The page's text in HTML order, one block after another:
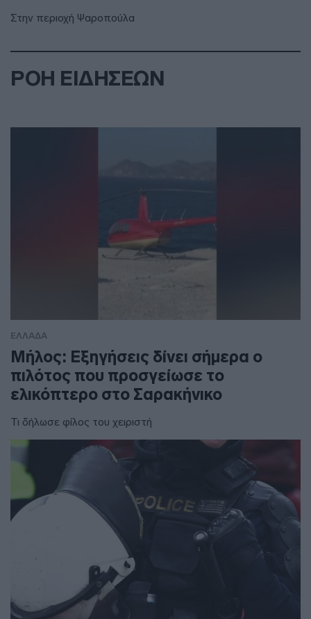
Στην περιοχή Ψαροπούλα
ΡΟΗ ΕΙΔΗΣΕΩΝ
ΕΛΛΑΔΑ
Μήλος: Εξηγήσεις δίνει σήμερα ο
πιλότος που προσγείωσε το
ελικόπτερο στο Σαρακήνικο
Τι δήλωσε φίλος του χειριστή